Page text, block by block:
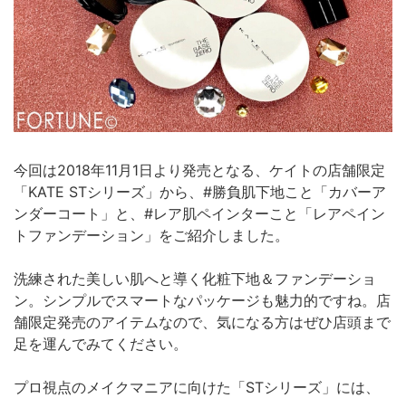
今回は2018年11月1日より発売となる、ケイトの店舗限定
「KATE STシリーズ」から、#勝負肌下地こと「カバーア
ンダーコート」と、#レア肌ペインターこと「レアペイン
トファンデーション」をご紹介しました。
洗練された美しい肌へと導く化粧下地＆ファンデーショ
ン。シンプルでスマートなパッケージも魅力的ですね。店
舗限定発売のアイテムなので、気になる方はぜひ店頭まで
足を運んでみてください。
プロ視点のメイクマニアに向けた「STシリーズ」には、